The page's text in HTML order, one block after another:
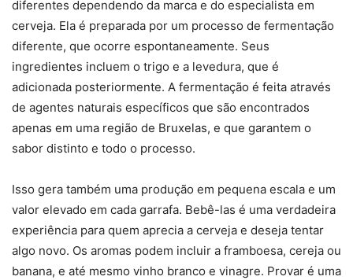
diferentes dependendo da marca e do especialista em
cerveja. Ela é preparada por um processo de fermentação
diferente, que ocorre espontaneamente. Seus
ingredientes incluem o trigo e a levedura, que é
adicionada posteriormente. A fermentação é feita através
de agentes naturais específicos que são encontrados
apenas em uma região de Bruxelas, e que garantem o
sabor distinto e todo o processo.
Isso gera também uma produção em pequena escala e um
valor elevado em cada garrafa. Bebê-las é uma verdadeira
experiência para quem aprecia a cerveja e deseja tentar
algo novo. Os aromas podem incluir a framboesa, cereja ou
banana, e até mesmo vinho branco e vinagre. Provar é uma